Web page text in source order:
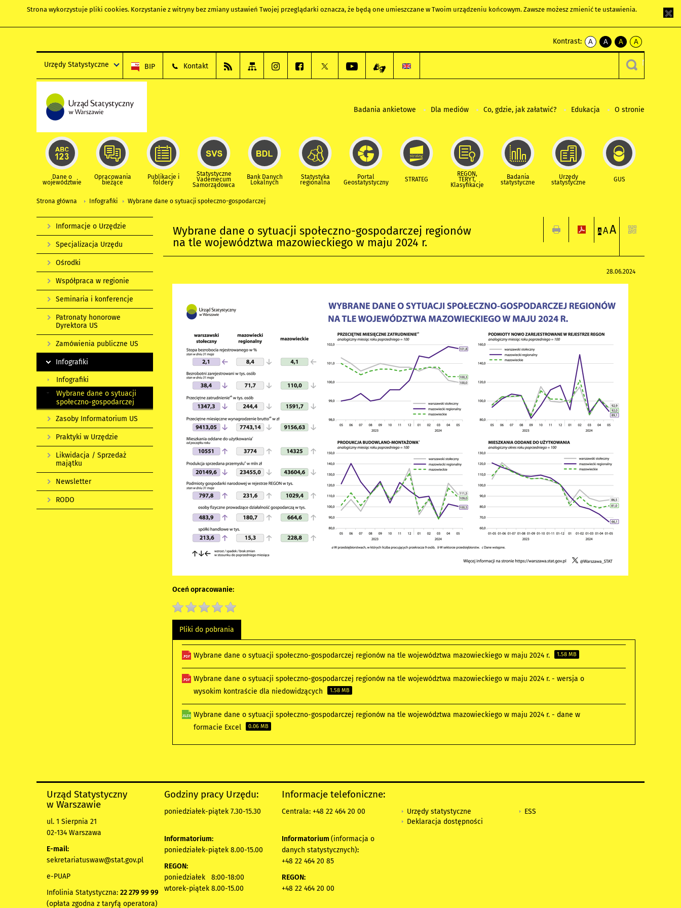
Strona wykorzystuje pliki cookies. Korzystanie z witryny bez zmiany ustawień Twojej przeglądarki oznacza, że będą one umieszczane w Twoim urządzeniu końcowym. Zawsze możesz zmienić te ustawienia.
Kontrast:
A
kontrast
A
kontrast
czarnym
A
kontrast
żółty
tekst
czarnym
A
kontrast
czarny
tekst
żółtym
Urzędy Statystyczne BIP Kontakt
Badania ankietowe Dla mediów Co, gdzie, jak załatwić? Edukacja O stronie
Dane o
województwie
Opracowania
bieżące
Publikacje i
foldery
Statystyczne
Vademecum
Samorządowca
Bank Danych
Lokalnych
Statystyka
regionalna
Portal
Geostatystyczny STRATEG
REGON,
TERYT,
Klasyfikacje
Badania
statystyczne
Urzędy
statystyczne GUS
Strona główna Infografiki Wybrane dane o sytuacji społeczno-gospodarczej
Wybrane dane o sytuacji społeczno-gospodarczej regionów
na tle województwa mazowieckiego w maju 2024 r.
A AA
28.06.2024
Oceń opracowanie:
Pliki do pobrania
Wybrane dane o sytuacji społeczno-gospodarczej regionów na tle województwa mazowieckiego w maju 2024 r. 1.58 MB
Wybrane dane o sytuacji społeczno-gospodarczej regionów na tle województwa mazowieckiego w maju 2024 r. - wersja o
wysokim kontraście dla niedowidzących
1.58 MB
Wybrane dane o sytuacji społeczno-gospodarczej regionów na tle województwa mazowieckiego w maju 2024 r. - dane w
formacie Excel
0.06 MB
Informacje o Urzędzie
Specjalizacja Urzędu
Ośrodki
Współpraca w regionie
Seminaria i konferencje
Patronaty honorowe
Dyrektora US
Zamówienia publiczne US
Infografiki
Infografiki
Wybrane dane o sytuacji
społeczno-gospodarczej
Zasoby Informatorium US
Praktyki w Urzędzie
Likwidacja / Sprzedaż
majątku
Newsletter
RODO
Urząd Statystyczny
w Warszawie
ul. 1 Sierpnia 21
02-134 Warszawa
E-mail:
sekretariatuswaw@stat.gov.pl
e-PUAP
Infolinia Statystyczna: 22 279 99 99
(opłata zgodna z taryfą operatora)
Godziny pracy Urzędu:
poniedziałek-piątek 7.30-15.30
Informatorium:
poniedziałek-piątek 8.00-15.00
REGON:
poniedziałek 8:00-18:00
wtorek-piątek 8.00-15.00
Informacje telefoniczne:
Centrala: +48 22 464 20 00
Informatorium (informacja o
danych statystycznych):
+48 22 464 20 85
REGON:
+48 22 464 20 00
Urzędy statystyczne
Deklaracja dostępności
ESS